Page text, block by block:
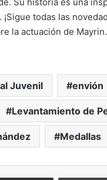
Su historia es una
todas las
la actuación de
Juvenil envión
Levantamiento de
Medallas